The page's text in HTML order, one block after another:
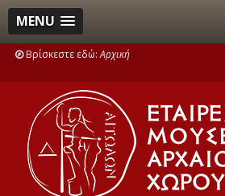
MENU
Βρίσκεστε εδώ:Αρχική